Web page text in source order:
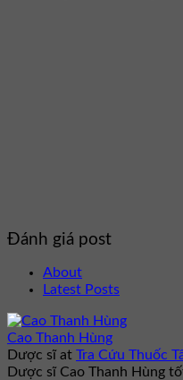
Đánh giá post
About
Latest Posts
Cao Thanh Hùng
Dược sĩ at Tra Cứu Thuốc
Dược sĩ Cao Thanh Hùng